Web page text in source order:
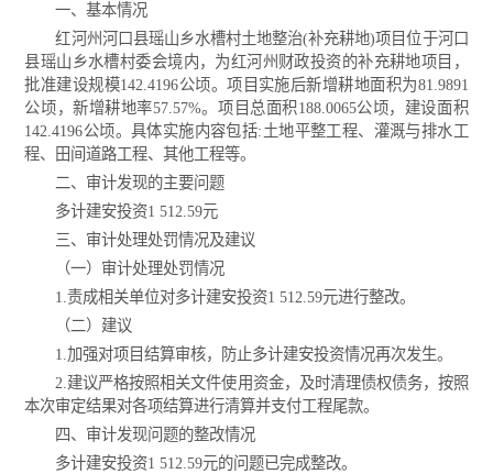
一、基本情况
红河州河口县瑶山乡水槽村土地整治(补充耕地)项目位于河口
县瑶山乡水槽村委会境内，为红河州财政投资的补充耕地项目，
批准建设规模142.4196公顷。项目实施后新增耕地面积为81.9891
公顷，新增耕地率57.57%。项目总面积188.0065公顷，建设面积
142.4196公顷。具体实施内容包括:土地平整工程、灌溉与排水工
程、田间道路工程、其他工程等。
二、审计发现的主要问题
多计建安投资1 512.59元
三、审计处理处罚情况及建议
（一）审计处理处罚情况
1.责成相关单位对多计建安投资1 512.59元进行整改。
（二）建议
1.加强对项目结算审核，防止多计建安投资情况再次发生。
2.建议严格按照相关文件使用资金，及时清理债权债务，按照
本次审定结果对各项结算进行清算并支付工程尾款。
四、审计发现问题的整改情况
多计建安投资1 512.59元的问题已完成整改。